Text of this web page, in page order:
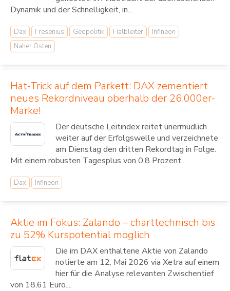
Dynamik und der Schnelligkeit, in...
Dax Fresenius Geopolitik Halbleiter
Infineon
Naher Osten
Hat-Trick auf dem Parkett: DAX zementiert
neues Rekordniveau oberhalb der 26.000er-
Marke!
Der deutsche Leitindex reitet unermüdlich
weiter auf der Erfolgswelle und verzeichnete
am Dienstag den dritten Rekordtag in Folge.
Mit einem robusten Tagesplus von 0,8 Prozent...
Dax Infineon
Aktie im Fokus: Zalando – charttechnisch bis
zu 52% Kurspotential möglich
Die im DAX enthaltene Aktie von Zalando
notierte am 12. Mai 2026 via Xetra auf einem
hier für die Analyse relevanten Zwischentief
von 18,61 Euro....